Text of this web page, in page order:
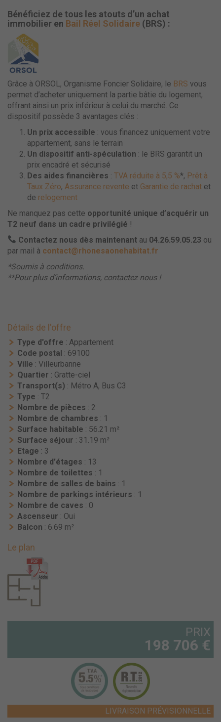
Bénéficiez de tous les atouts d’un achat
immobilier en Bail Réel Solidaire (BRS) :
Grâce à ORSOL, Organisme Foncier Solidaire, le BRS vous
permet d’acheter uniquement la partie bâtie du logement,
offrant ainsi un prix inférieur à celui du marché. Ce
dispositif possède 3 avantages clés :
Un prix accessible : vous financez uniquement votre
appartement, sans le terrain
Un dispositif anti-spéculation : le BRS garantit un
prix encadré et sécurisé
Des aides financières : TVA réduite à 5,5 %*, Prêt à
Taux Zéro, Assurance revente et Garantie de rachat et
de relogement
Ne manquez pas cette opportunité unique d’acquérir un
T2 neuf dans un cadre privilégié !
Contactez nous dès maintenant au 04.26.59.05.23 ou
par mail à contact@rhonesaonehabitat.fr
*Soumis à conditions.
**Pour plus d’informations, contactez nous !
Détails de l'offre
Type d'offre : Appartement
Code postal : 69100
Ville : Villeurbanne
Quartier : Gratte-ciel
Transport(s) : Métro A, Bus C3
Type : T2
Nombre de pièces : 2
Nombre de chambres : 1
Surface habitable : 56.21 m²
Surface séjour : 31.19 m²
Etage : 3
Nombre d'étages : 13
Nombre de toilettes : 1
Nombre de salles de bains : 1
Nombre de parkings intérieurs : 1
Nombre de caves : 0
Ascenseur : Oui
Balcon : 6.69 m²
Le plan
PRIX
198 706 €
LIVRAISON PRÉVISIONNELLE